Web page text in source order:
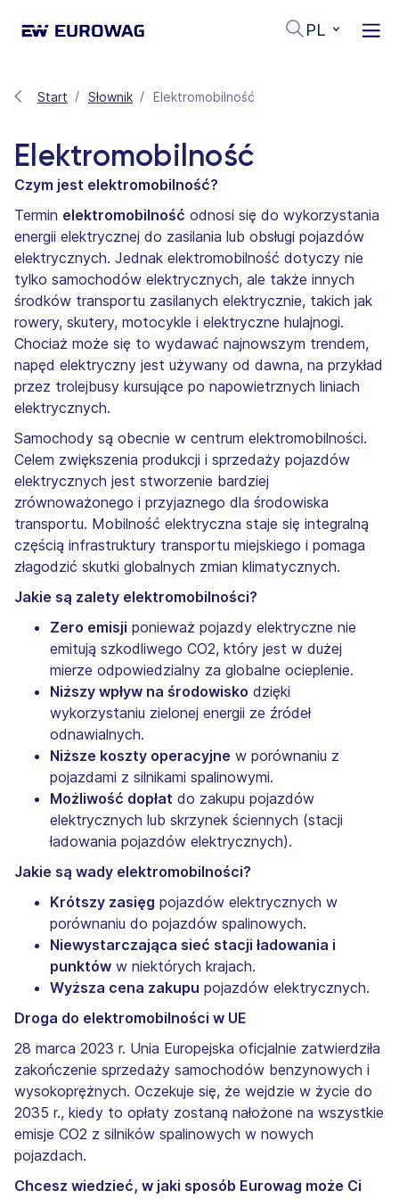
PL
Start Słownik Elektromobilność
Elektromobilność
Czym jest elektromobilność?
Termin elektromobilność odnosi się do wykorzystania
energii elektrycznej do zasilania lub obsługi pojazdów
elektrycznych. Jednak elektromobilność dotyczy nie
tylko samochodów elektrycznych, ale także innych
środków transportu zasilanych elektrycznie, takich jak
rowery, skutery, motocykle i elektryczne hulajnogi.
Chociaż może się to wydawać najnowszym trendem,
napęd elektryczny jest używany od dawna, na przykład
przez trolejbusy kursujące po napowietrznych liniach
elektrycznych.
Samochody są obecnie w centrum elektromobilności.
Celem zwiększenia produkcji i sprzedaży pojazdów
elektrycznych jest stworzenie bardziej
zrównoważonego i przyjaznego dla środowiska
transportu. Mobilność elektryczna staje się integralną
częścią infrastruktury transportu miejskiego i pomaga
złagodzić skutki globalnych zmian klimatycznych.
Jakie są zalety elektromobilności?
Zero emisji ponieważ pojazdy elektryczne nie
emitują szkodliwego CO2, który jest w dużej
mierze odpowiedzialny za globalne ocieplenie.
Niższy wpływ na środowisko dzięki
wykorzystaniu zielonej energii ze źródeł
odnawialnych.
Niższe koszty operacyjne w porównaniu z
pojazdami z silnikami spalinowymi.
Możliwość dopłat do zakupu pojazdów
elektrycznych lub skrzynek ściennych (stacji
ładowania pojazdów elektrycznych).
Jakie są wady elektromobilności?
Krótszy zasięg pojazdów elektrycznych w
porównaniu do pojazdów spalinowych.
Niewystarczająca sieć stacji ładowania i
punktów w niektórych krajach.
Wyższa cena zakupu pojazdów elektrycznych.
Droga do elektromobilności w UE
28 marca 2023 r. Unia Europejska oficjalnie zatwierdziła
zakończenie sprzedaży samochodów benzynowych i
wysokoprężnych. Oczekuje się, że wejdzie w życie do
2035 r., kiedy to opłaty zostaną nałożone na wszystkie
emisje CO2 z silników spalinowych w nowych
pojazdach.
Chcesz wiedzieć, w jaki sposób Eurowag może Ci